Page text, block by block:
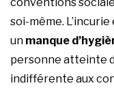
soi-même.
un manque
personne atteinte
indifférente aux